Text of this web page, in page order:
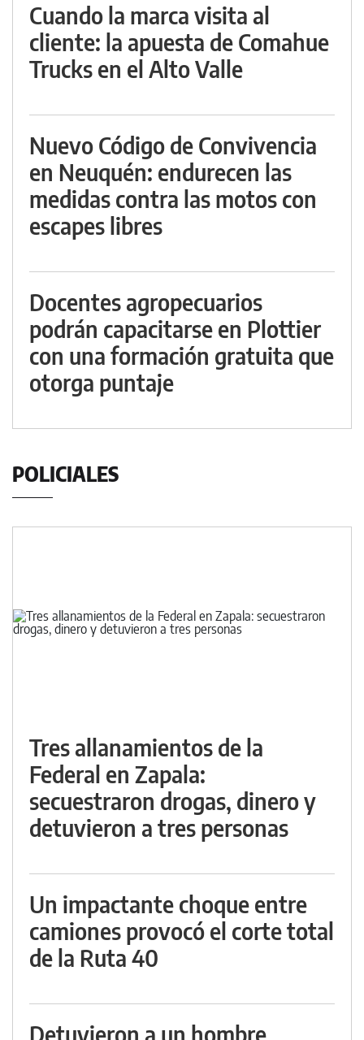
Cuando la marca visita al
cliente: la apuesta de Comahue
Trucks en el Alto Valle
Nuevo Código de Convivencia
en Neuquén: endurecen las
medidas contra las motos con
escapes libres
Docentes agropecuarios
podrán capacitarse en Plottier
con una formación gratuita que
otorga puntaje
POLICIALES
Tres allanamientos de la
Federal en Zapala:
secuestraron drogas, dinero y
detuvieron a tres personas
Un impactante choque entre
camiones provocó el corte total
de la Ruta 40
Detuvieron a un hombre